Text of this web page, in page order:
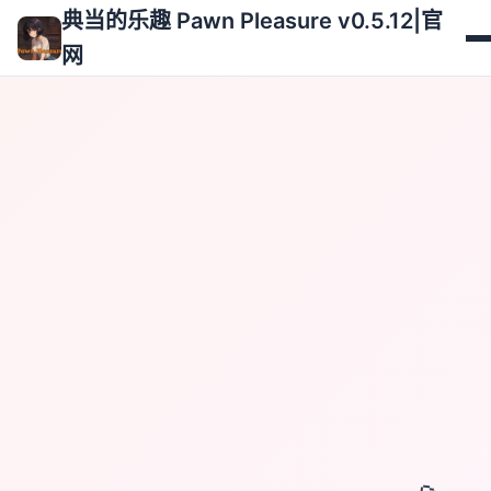
典当的乐趣 Pawn Pleasure v0.5.12|官
网